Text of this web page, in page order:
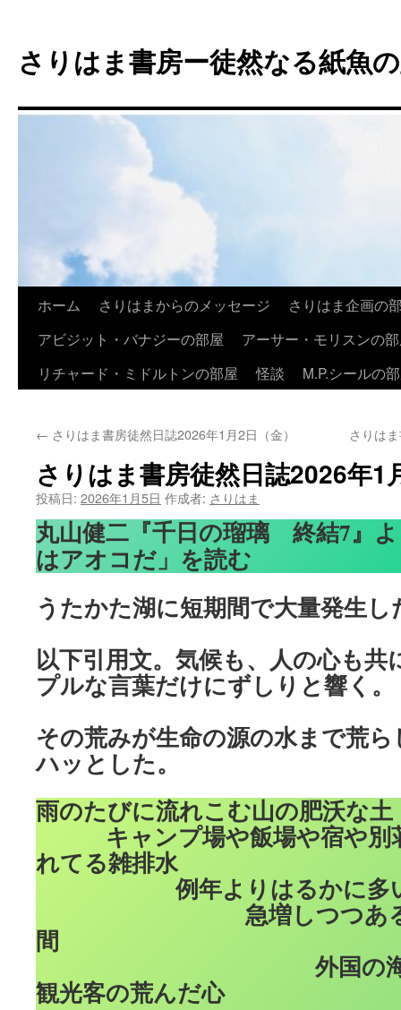
テ
ン
へ
さりはま書房ー徒然なる紙魚
ホーム さりはまからのメッセージ
さりはま企画の
アビジット・バナジーの部屋
アーサー・モリスンの
リチャード・ミドルトンの部屋
怪談 M.P.シールの
← さりはま書房徒然日誌2026年1月2日（金） さりは
さりはま書房徒然日誌2026年1
投稿日: 2026年1月5日 作成者: さりはま
丸山健二『千日の瑠璃 終結7』
はアオコだ」を読む
うたかた湖に短期間で大量発生
以下引用文。気候も、人の心も
プルな言葉だけにずしりと響く。
その荒みが生命の源の水まで荒
ハッとした。
雨のたびに流れこむ山の肥沃な土
キャンプ場や飯場や宿や別
れてる雑排水
例年よりはるかに多い
急増しつつある因業
間
外国の海で日焼
観光客の荒んだ心